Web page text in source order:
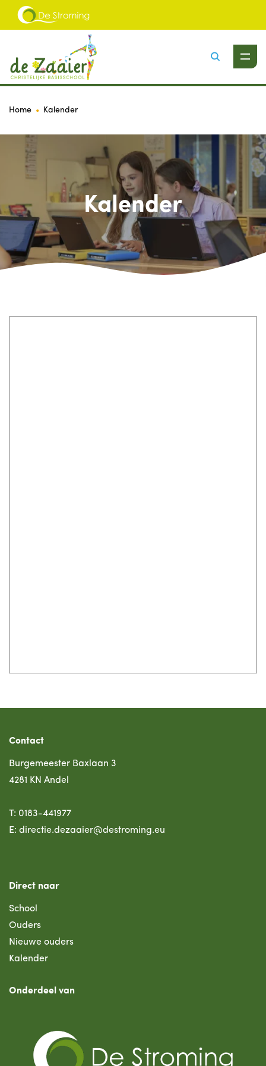
Zoeken
Home Kalender
Kalender
Contact
Burgemeester Baxlaan 3
4281 KN Andel
T: 0183-441977
E: directie.dezaaier@destroming.eu
Direct naar
School
Ouders
Nieuwe ouders
Kalender
Onderdeel van